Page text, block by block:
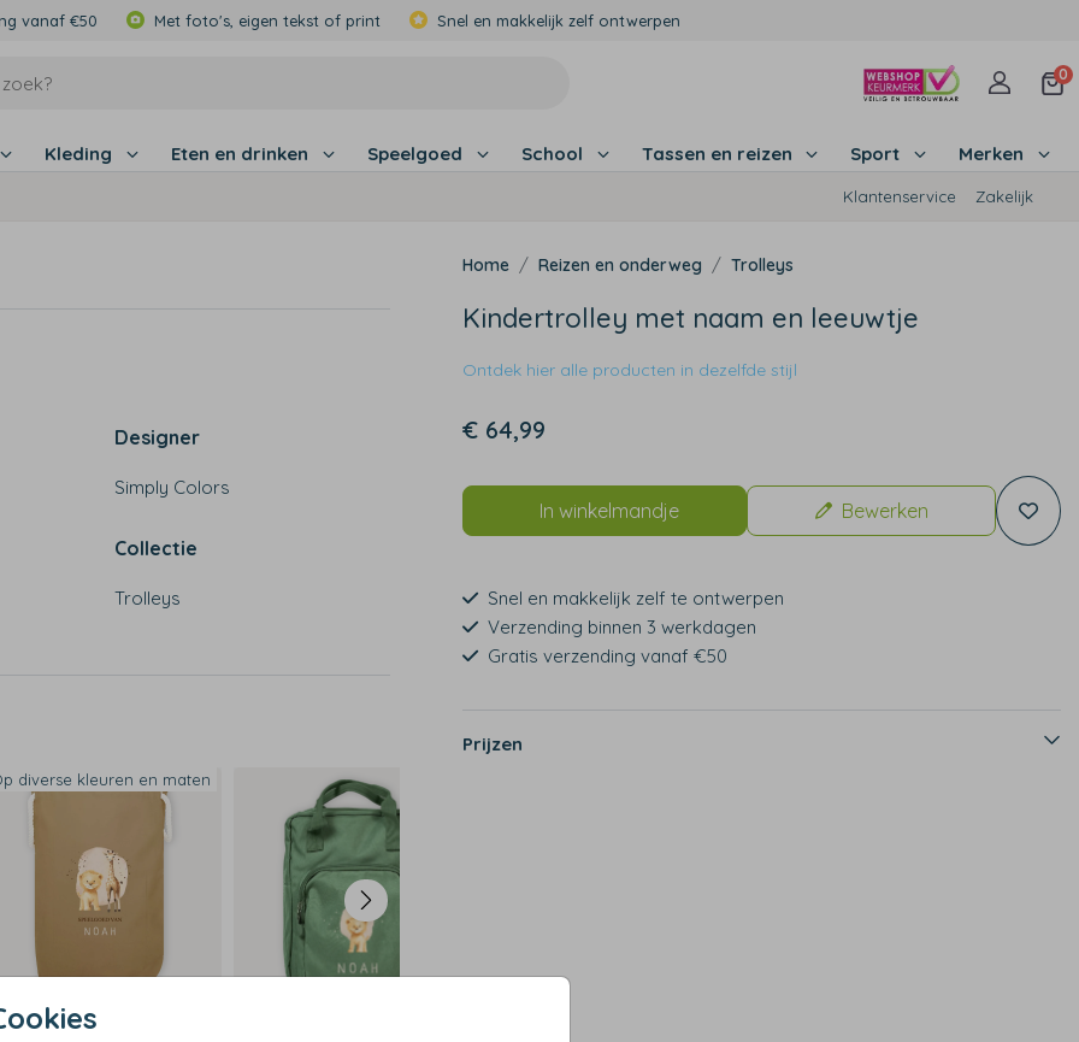
vanaf €50 Met foto's, eigen tekst of print Snel en makkelijk zelf ontwerpen
0
Kleding Eten en drinken Speelgoed School Tassen en reizen Sport Merken
Klantenservice Zakelijk
Designer
Simply Colors
Collectie
Trolleys
diverse kleuren en maten
Reizen en onderweg Trolleys
Kindertrolley met naam en leeuwtje
Ontdek hier alle producten in dezelfde stijl
€ 64,99
In winkelmandje Bewerken
Snel en makkelijk zelf te ontwerpen
Verzending binnen 3 werkdagen
Gratis verzending vanaf €50
Prijzen